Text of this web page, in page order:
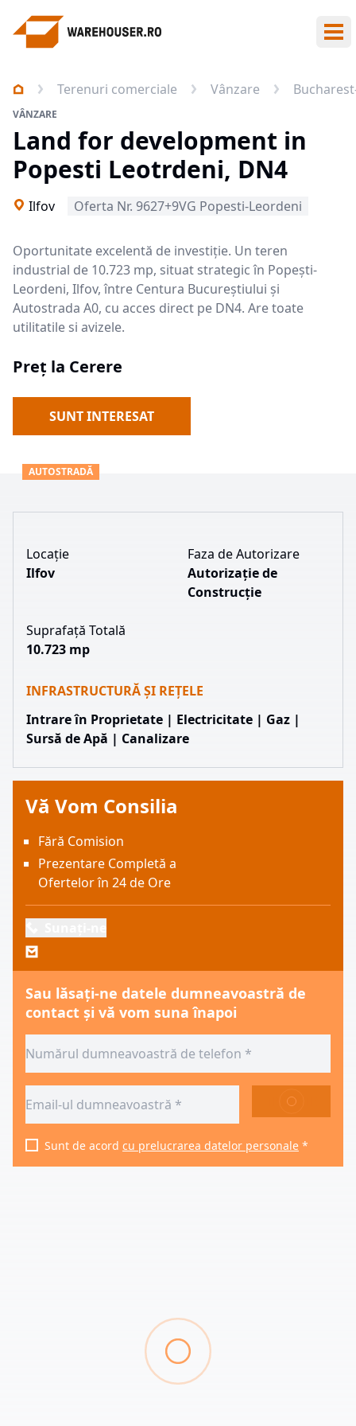
Terenuri comerciale Vânzare
VÂNZARE
Land for development in
Popesti Leotrdeni, DN4
Ilfov Oferta Nr. 9627+9VG Popesti-Leordeni
Oportunitate excelentă de investiție. Un teren
industrial de 10.723 mp, situat strategic în Popești-
Leordeni, Ilfov, între Centura Bucureștiului și
Autostrada A0, cu acces direct pe DN4. Are toate
utilitatile si avizele.
Preț la Cerere
SUNT INTERESAT
AUTOSTRADĂ
Locație
Ilfov
Faza de Autorizare
Autorizație de
Construcție
Suprafață Totală
10.723 mp
INFRASTRUCTURĂ ȘI REȚELE
Intrare în Proprietate | Electricitate | Gaz |
Sursă de Apă | Canalizare
Vă Vom Consilia
Fără Comision
Prezentare Completă a
Ofertelor în 24 de Ore
Sau lăsați-ne datele dumneavoastră de
contact și vă vom suna înapoi
TRIMITE
Sunt de acord cu prelucrarea datelor personale *